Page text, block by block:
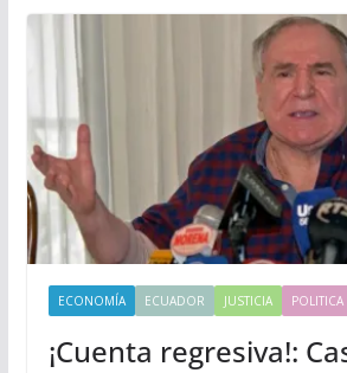
ECONOMÍA ECUADOR JUSTICIA POLITICA
¡Cuenta regresiva!: